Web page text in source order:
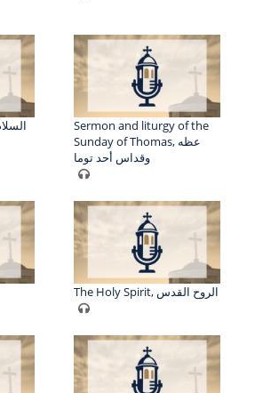
Sermon and liturgy of the
Sunday of Thomas, عظه
وقداس أحد توما
The Holy Spirit, الروح القدس